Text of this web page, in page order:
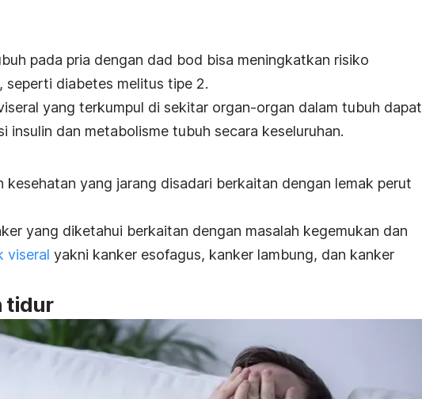
pada pria dengan dad bod bisa meningkatkan risiko
, seperti diabetes melitus tipe 2.
yang terkumpul di sekitar organ-organ dalam tubuh dapat
insulin dan metabolisme tubuh secara keseluruhan.
kesehatan yang jarang disadari berkaitan dengan lemak perut
yang diketahui berkaitan dengan masalah kegemukan dan
viseral yakni kanker esofagus, kanker lambung, dan kanker
tidur